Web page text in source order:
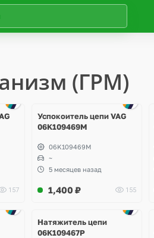
(ГРМ)
157
Успокоитель цепи VAG
06K109469M
06K109469M
~
5 месяцев назад
1,400 ₽ 155
Натяжитель цепи
06K109467P